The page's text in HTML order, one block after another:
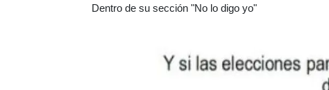
Dentro de su sección "No lo digo yo"